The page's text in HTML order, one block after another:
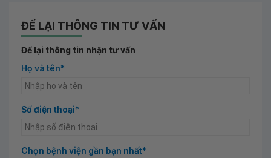
ĐỂ LẠI THÔNG TIN TƯ VẤN
Để lại thông tin nhận tư vấn
Họ và tên*
Số điện thoại*
Chọn bệnh viện gần bạn nhất*